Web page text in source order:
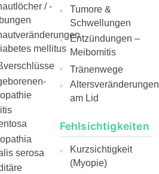
/ -
mellitus
serosa
Tumore &
Schwellungen
Entzündungen –
Meibomitis
Tränenwege
Altersveränderungen
am Lid
Fehlsichtigkeiten
Kurzsichtigkeit
(Myopie)